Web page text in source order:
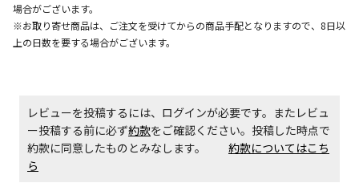
商品購入個数ごとに送料がかかる商品です
場合がございます。
※お取り寄せ商品は、ご注文を受けてからの商品手配となりますので、8日以
上の日数を要する場合がございます。
レビューを投稿するには、ログインが必要です。またレビュ
ー投稿する前に必ず約款をご確認ください。投稿した時点で
約款に同意したものとみなします。 約款についてはこち
ら